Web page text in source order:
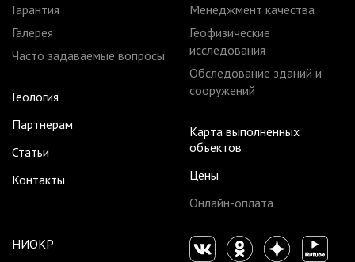
Гарантия
Галерея
Часто задаваемые вопросы
Геология
Партнерам
Статьи
Контакты
Менеджмент качества
Геофизические
исследования
Обследование зданий и
сооружений
Карта выполненных
объектов
Цены
Онлайн-оплата
НИОКР